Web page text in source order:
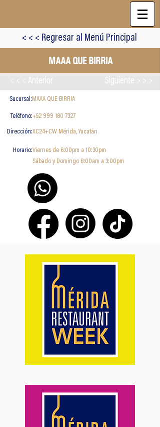
< < < Regresar al Menú Principal
MAAA QUE BIRRIA
< < < Anterior Siguiente > > >
Sucursal:MAAA QUE BIRRIA
Teléfono:+52 999 180 7327
Dirección:XC24+CW Mérida, Yucatán
Horario:Viernes de 6:00pm a 10:30pm
Sábado y Domingo 8:00am a 3:00pm